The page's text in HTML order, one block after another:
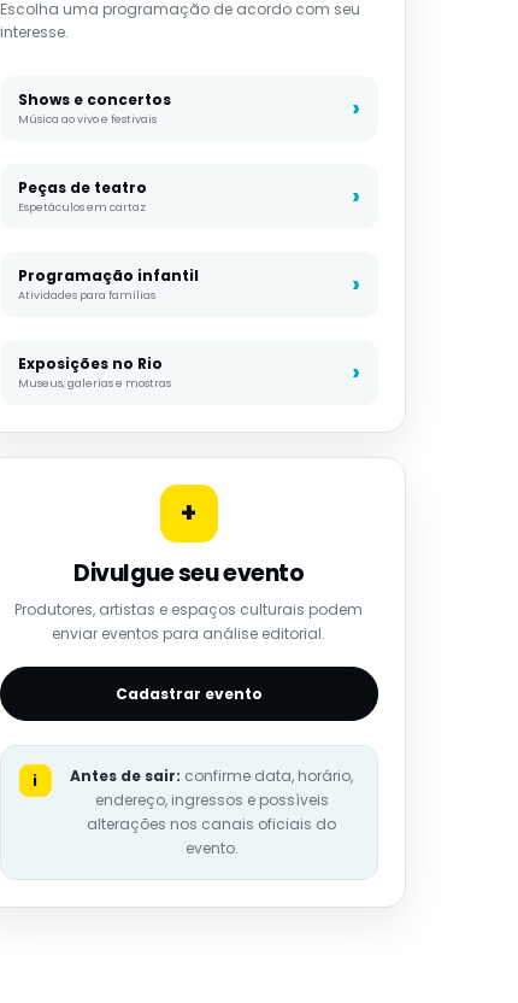
Escolha uma programação de acordo com seu
interesse.
Shows e concertos
Música ao vivo e festivais
Peças de teatro
Espetáculos em cartaz
Programação infantil
Atividades para famílias
Exposições no Rio
Museus, galerias e mostras
+
Divulgue seu evento
Produtores, artistas e espaços culturais podem
enviar eventos para análise editorial.
Cadastrar evento
i Antes de sair: confirme data, horário,
endereço, ingressos e possíveis
alterações nos canais oficiais do
evento.